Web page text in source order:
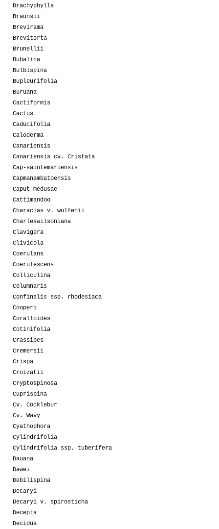
Brachyphylla
Braunsii
Brevirama
Brevitorta
Brunellii
Bubalina
Bulbispina
Bupleurifolia
Buruana
Cactiformis
Cactus
Caducifolia
Caloderma
Canariensis
Canariensis cv. Cristata
Cap-saintemariensis
Capmanambatoensis
Caput-medusae
Cattimandoo
Characias v. wulfenii
Charleswilsoniana
Clavigera
Clivicola
Coerulans
Coerulescens
Colliculina
Columnaris
Confinalis ssp. rhodesiaca
Cooperi
Coralloides
Cotinifolia
Crassipes
Cremersii
Crispa
Croizatii
Cryptospinosa
Cuprispina
Cv. Cocklebur
Cv. Wavy
Cyathophora
Cylindrifolia
Cylindrifolia ssp. tuberifera
Dauana
Dawei
Debilispina
Decaryi
Decaryi v. spirosticha
Decepta
Decidua